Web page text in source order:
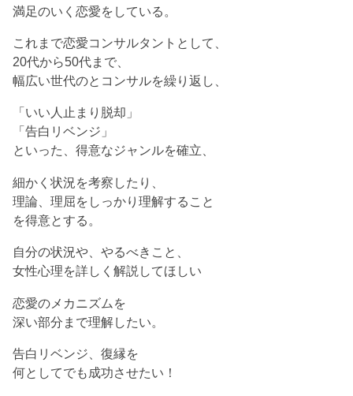
満足のいく恋愛をしている。
これまで恋愛コンサルタントとして、
20代から50代まで、
幅広い世代のとコンサルを繰り返し、
「いい人止まり脱却」
「告白リベンジ」
といった、得意なジャンルを確立、
細かく状況を考察したり、
理論、理屈をしっかり理解すること
を得意とする。
自分の状況や、やるべきこと、
女性心理を詳しく解説してほしい
恋愛のメカニズムを
深い部分まで理解したい。
告白リベンジ、復縁を
何としてでも成功させたい！